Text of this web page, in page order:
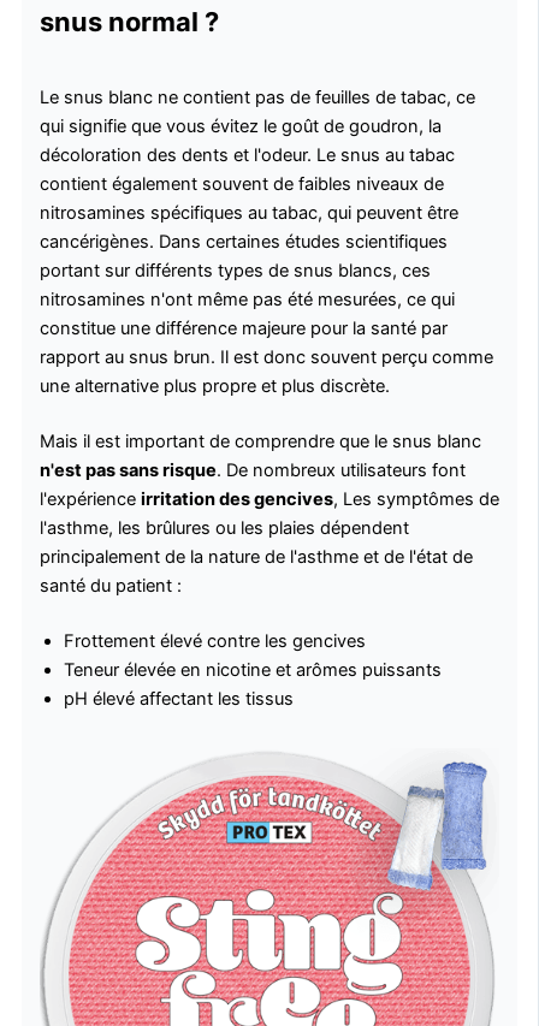
snus normal ?
Le snus blanc ne contient pas de feuilles de tabac, ce
qui signifie que vous évitez le goût de goudron, la
décoloration des dents et l'odeur. Le snus au tabac
contient également souvent de faibles niveaux de
nitrosamines spécifiques au tabac, qui peuvent être
cancérigènes. Dans certaines études scientifiques
portant sur différents types de snus blancs, ces
nitrosamines n'ont même pas été mesurées, ce qui
constitue une différence majeure pour la santé par
rapport au snus brun. Il est donc souvent perçu comme
une alternative plus propre et plus discrète.
Mais il est important de comprendre que le snus blanc
n'est pas sans risque. De nombreux utilisateurs font
l'expérience irritation des gencives, Les symptômes de
l'asthme, les brûlures ou les plaies dépendent
principalement de la nature de l'asthme et de l'état de
santé du patient :
Frottement élevé contre les gencives
Teneur élevée en nicotine et arômes puissants
pH élevé affectant les tissus